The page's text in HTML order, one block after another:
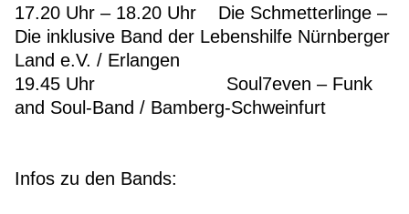
17.20 Uhr – 18.20 Uhr Die Schmetterlinge –
Die inklusive Band der Lebenshilfe Nürnberger
Land e.V. / Erlangen
19.45 Uhr Soul7even – Funk
and Soul-Band / Bamberg-Schweinfurt
Infos zu den Bands: